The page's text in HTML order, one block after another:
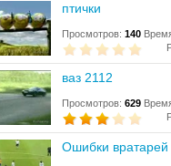
птички
Просмотров: 140
ваз 2112
Просмотров: 629
Ошибки вратарей